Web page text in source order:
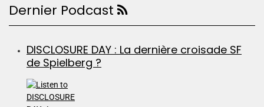
Dernier Podcast
DISCLOSURE DAY : La dernière croisade SF
de Spielberg ?